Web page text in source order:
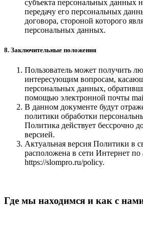
субъекта персональных данных
передачу его персональных
договора, стороной которого
персональных данных.
8. Заключительные положения
Пользователь может получить
интересующим вопросам,
персональных данных,
помощью электронной почты
В данном документе будут
политики обработки
Политика действует бессрочно
версией.
Актуальная версия Политики в
расположена в сети Интернет по
https://slompro.ru/policy.
Где мы находимся и как с нами